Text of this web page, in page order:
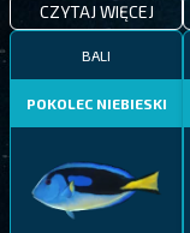
CZYTAJ WIĘCEJ
BALI
POKOLEC NIEBIESKI